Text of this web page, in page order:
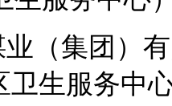
业（集团）
卫生服务中